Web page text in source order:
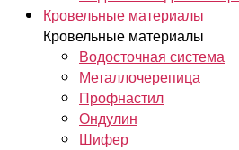
Кровельные материалы
Кровельные материалы
Водосточная система
Металлочерепица
Профнастил
Ондулин
Шифер